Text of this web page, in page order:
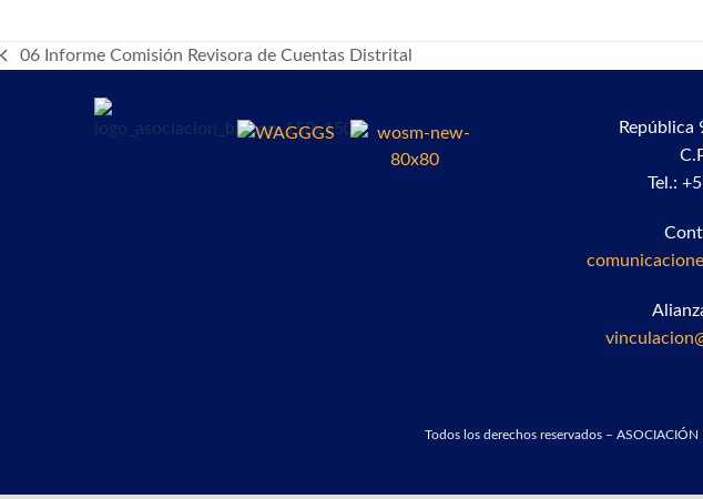
previous
06 Informe Comisión Revisora de Cuentas Distrital
República
Tel.:
Todos los derechos reservados –